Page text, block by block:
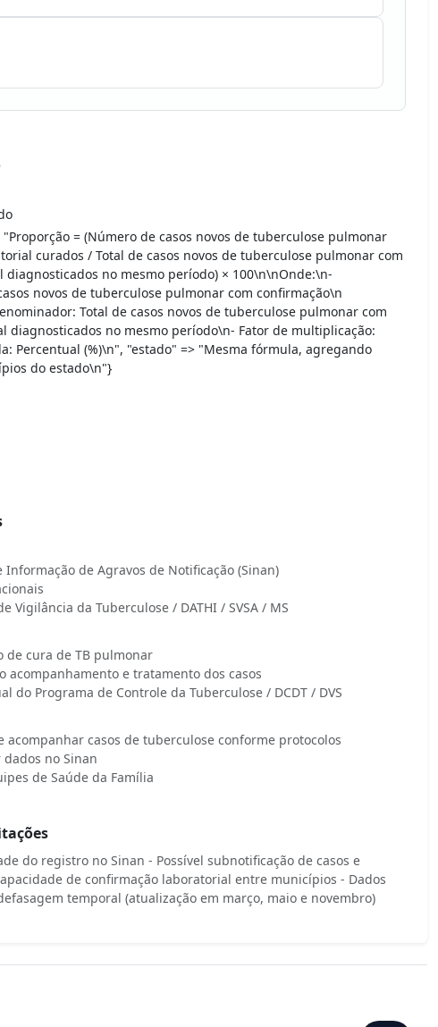
= (Número de casos novos de tuberculose pulmonar
curados / Total de casos novos de tuberculose pulmonar com
no mesmo período) × 100\n\nOnde:\n-
novos de tuberculose pulmonar com confirmação\n
Total de casos novos de tuberculose pulmonar com
diagnosticados no mesmo período\n- Fator de multiplicação:
Percentual (%)\n", "estado" => "Mesma fórmula, agregando
do estado\n"}
Informação de Agravos de Notificação (Sinan)
Vigilância da Tuberculose / DATHI / SVSA / MS
de cura de TB pulmonar
acompanhamento e tratamento dos casos
do Programa de Controle da Tuberculose / DCDT / DVS
acompanhar casos de tuberculose conforme protocolos
no Sinan
de Saúde da Família
do registro no Sinan - Possível subnotificação de casos e
de confirmação laboratorial entre municípios - Dados
temporal (atualização em março, maio e novembro)